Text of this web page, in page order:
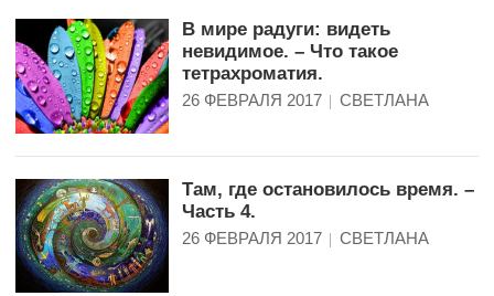
В мире радуги: видеть
невидимое. – Что такое
тетрахроматия.
26 ФЕВРАЛЯ 2017 СВЕТЛАНА
Там, где остановилось время. –
Часть 4.
26 ФЕВРАЛЯ 2017 СВЕТЛАНА